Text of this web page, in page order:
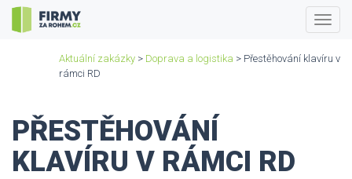
Aktuální zakázky > Doprava a logistika > Přestěhování klavíru v
rámci RD
PŘESTĚHOVÁNÍ
KLAVÍRU V RÁMCI RD